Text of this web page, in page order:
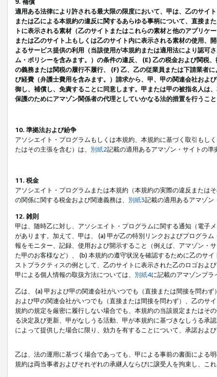
9. 補償
適用ある法律により許される最大限の限度において、甲は、乙のサイ
または乙による本規約の違反に関するあらゆる事柄について、直接ま
トに表示される素材（乙のサイトまたはこれらの素材と他のアプリ
または乙のサイト上もしくは乙のサイト内に表示される素材の使用、
よるサービス提供の利用（当該使用が本規約または適用法により認可
ム・ポリシーを含みます。）の条件の違反、 (E) 乙の税金および関税
の義務または関税の履行不履行、 (F) 乙、乙の従業員または下請業者
び経費（弁護士費用を含みます。）請求から、甲、甲の関連会社およ
御し、補償し、免責することに同意します。甲または甲の被指名人は
保護のためにアマゾン関係者の代理としていかなる法的措置を行うこ
10. 準拠法および紛争
アソシエイト・プログラムもしくは本規約、本規約に基づく取引もし
たはその主張を含む）は、 別紙2記載の適用あるアマゾン・サイトの
11. 税金
アソシエイト・プログラムまたは本規約（本規約の実際の違反または
の関係に関する税金および関連義務は、 別紙3記載の適用あるアマゾン
12. 雑則
甲は、随時乙に対し、アソシエイト・プログラムに関する通知（電子
があります。加えて、甲は、 (a) 甲が乙の特別リンクおよびプログラ
報をモニター、記録、使用および開示すること（例えば、アマゾン・
た甲のお客様など）、 (b) 本規約の遵守状況を確認するために乙のサ
ストプラクティスの例として、乙のサイトに表示された乙のロゴおよ
甲による個人情報の取扱方法については、 別紙4に記載のアマゾンプ
乙は、 (a) 甲および甲の関連会社がいつでも（直接または間接を問わ
および甲の関連会社がいつでも（直接または間接を問わず）、乙のサ
規約の規定を厳密に履行しない場合でも、本規約の当該規定またはそ
る決定及び更新、甲がなしうる活動、甲が本規約に基づきなしうる承
によって提供した場合に限り、効力を有することについて、承諾およ
乙は、法の運用に基づく場合であっても、甲による事前の書面による
規約は両当事者およびそれぞれの承継人ならびに譲受人を拘束し、こ